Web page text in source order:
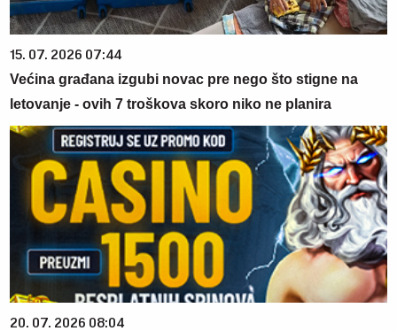
15. 07. 2026 07:44
Većina građana izgubi novac pre nego što stigne na
letovanje - ovih 7 troškova skoro niko ne planira
20. 07. 2026 08:04